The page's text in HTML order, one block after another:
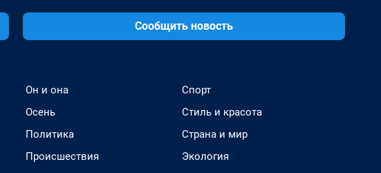
Сообщить новость
Он и она
Осень
Политика
Происшествия
Спорт
Стиль и красота
Страна и мир
Экология